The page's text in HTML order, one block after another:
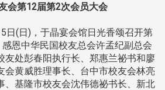
会第12届第2次会员大会
(日)，于晶宴会馆日光香颂召开第
恩中华民国校友总会许孟纪副总会
友处彭春阳执行长、郑惠兰祕书和廖
会黄威胜理事长、台中市校友会林亮
、基隆市校友会沈伟德祕书长、新北